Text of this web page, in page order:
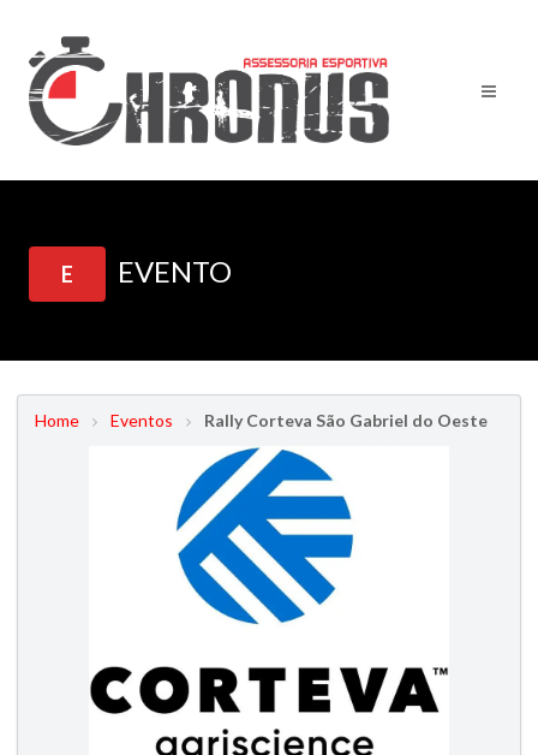
E EVENTO
Home Eventos Rally Corteva São Gabriel do Oeste